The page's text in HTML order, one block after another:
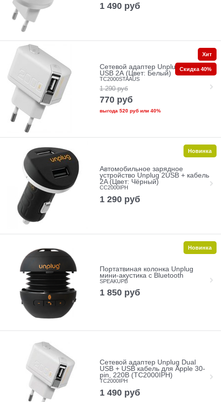
1 490 руб
Сетевой адаптер Unplug Dual
USB 2А (Цвет: Белый)
TC2000STAAUS
1 290 руб
770 руб
выгода 520 рубили 40%
Хит
Скидка 40%
Автомобильное зарядное
устройство Unplug 2USB + кабель
2A (Цвет: Чёрный)
CC2000IPH
1 290 руб
Новинка
Портатвиная колонка Unplug
мини-акустика с Bluetooth
SPEAKUPB
1 850 руб
Новинка
Сетевой адаптер Unplug Dual
USB + USB кабель для Apple 30-
pin, 220B (TC2000IPH)
TC2000IPH
1 490 руб